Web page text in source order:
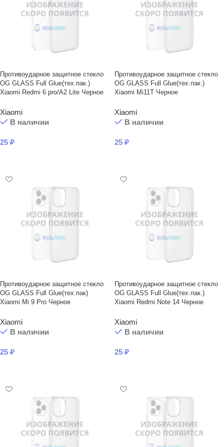
Противоударное защитное стекло
OG GLASS Full Glue(тех.пак.)
Xiaomi Redmi 6 pro/A2 Lite Черное
Xiaomi
В наличии
25 ₽
Противоударное защитное стекло
OG GLASS Full Glue(тех.пак.)
Xiaomi Mi11T Черное
Xiaomi
В наличии
25 ₽
Противоударное защитное стекло
OG GLASS Full Glue(тех.пак)
Xiaomi Mi 9 Pro Черное
Xiaomi
В наличии
25 ₽
Противоударное защитное стекло
OG GLASS Full Glue(тех.пак.)
Xiaomi Redmi Note 14 Черное
Xiaomi
В наличии
25 ₽